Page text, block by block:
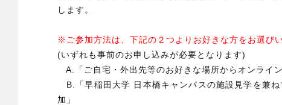
します。
※ご参加方法は、下記の２つよりお好きな方をお選び
(いずれも事前のお申し込みが必要となります)
A.「ご自宅・外出先等のお好きな場所からオンライン
B.「早稲田大学 日本橋キャンパスの施設見学を兼
加」